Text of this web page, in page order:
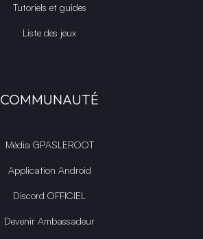
Tutoriels et guides
Liste des jeux
COMMUNAUTÉ
Média GPASLEROOT
Application Android
Discord OFFICIEL
Devenir Ambassadeur